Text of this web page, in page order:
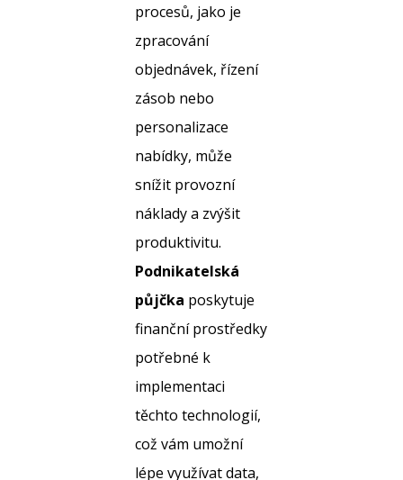
procesů, jako je
zpracování
objednávek, řízení
zásob nebo
personalizace
nabídky, může
snížit provozní
náklady a zvýšit
produktivitu.
Podnikatelská
půjčka poskytuje
finanční prostředky
potřebné k
implementaci
těchto technologií,
což vám umožní
lépe využívat data,